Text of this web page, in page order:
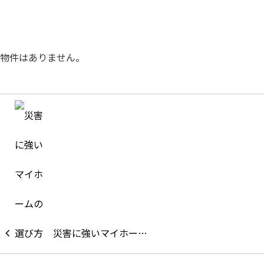
物件はありません。
災害に強いマイホー…